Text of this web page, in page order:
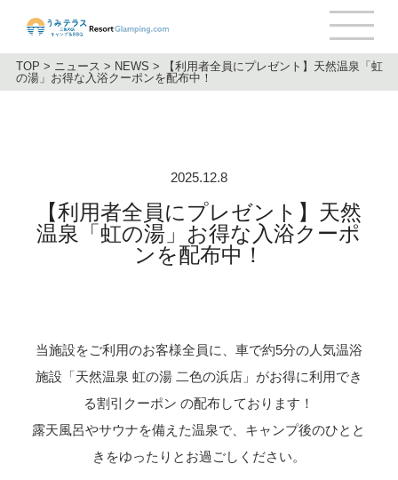
TOP > ニュース > NEWS >
【利用者全員にプレゼント】天然温泉「虹
の湯」お得な入浴クーポンを配布中！
2025.12.8
【利用者全員にプレゼント】天然
温泉「虹の湯」お得な入浴クーポ
ンを配布中！
当施設をご利用のお客様全員に、車で約5分の人気温浴
施設 「天然温泉 虹の湯 二色の浜店」がお得に利用でき
る割引クーポン の配布しております！
露天風呂やサウナを備えた温泉で、キャンプ後のひとと
きをゆったりとお過ごしください。